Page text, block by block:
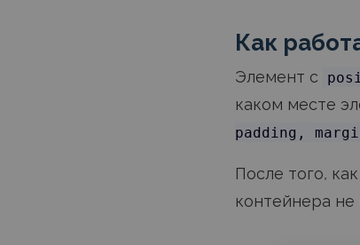
Как
Элемент с
каком месте
padding,
После того,
контейнера не